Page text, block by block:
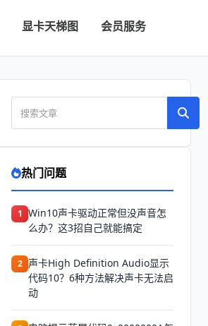
显卡天梯图 会员服务
热门问题
1 Win10声卡驱动正常但没声音怎
么办？这3招自己就能搞定
2 声卡High Definition Audio显示
代码10？6种方法解决声卡无法启
动